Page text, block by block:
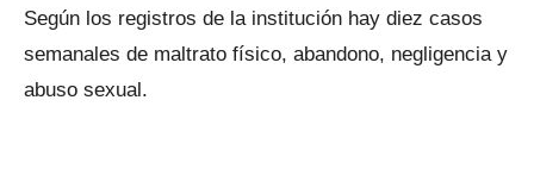
Según los registros de la institución hay diez casos
semanales de maltrato físico, abandono, negligencia y
abuso sexual.